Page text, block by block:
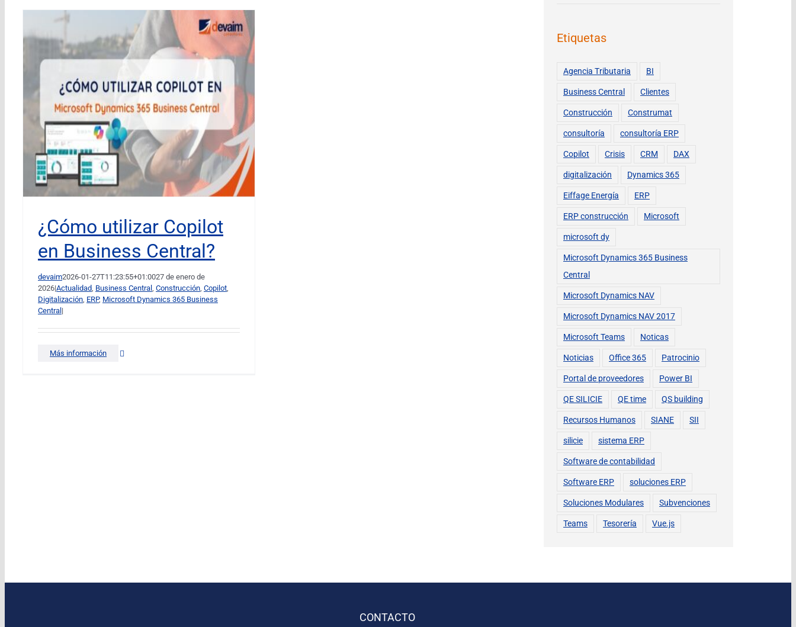
¿Cómo utilizar Copilot
en Business Central?
devaim2026-01-27T11:23:55+01:0027 de enero de
2026|Actualidad, Business Central , Construcción, Copilot,
Digitalización, ERP, Microsoft Dynamics 365 Business
Central |
Más información
Etiquetas
Agencia Tributaria BI
Business Central Clientes
Construcción Construmat
consultoría consultoría ERP
Copilot Crisis CRM DAX
digitalización Dynamics 365
Eiffage Energía ERP
ERP construcción Microsoft
microsoft dy
Microsoft Dynamics 365 Business
Central
Microsoft Dynamics NAV
Microsoft Dynamics NAV 2017
Microsoft Teams Noticas
Noticias Office 365 Patrocinio
Portal de proveedores Power BI
QE SILICIE QE time QS building
Recursos Humanos SIANE SII
silicie sistema ERP
Software de contabilidad
Software ERP soluciones ERP
Soluciones Modulares Subvenciones
Teams Tesorería Vue.js
CONTACTO